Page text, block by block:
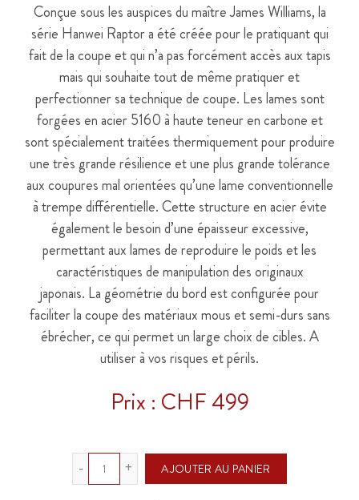
Conçue sous les auspices du maître James Williams, la
série Hanwei Raptor a été créée pour le pratiquant qui
fait de la coupe et qui n’a pas forcément accès aux tapis
mais qui souhaite tout de même pratiquer et
perfectionner sa technique de coupe. Les lames sont
forgées en acier 5160 à haute teneur en carbone et
sont spécialement traitées thermiquement pour produire
une très grande résilience et une plus grande tolérance
aux coupures mal orientées qu’une lame conventionnelle
à trempe différentielle. Cette structure en acier évite
également le besoin d’une épaisseur excessive,
permettant aux lames de reproduire le poids et les
caractéristiques de manipulation des originaux
japonais. La géométrie du bord est configurée pour
faciliter la coupe des matériaux mous et semi-durs sans
ébrécher, ce qui permet un large choix de cibles. A
utiliser à vos risques et périls.
Prix : CHF 499
Quantité
AJOUTER AU PANIER